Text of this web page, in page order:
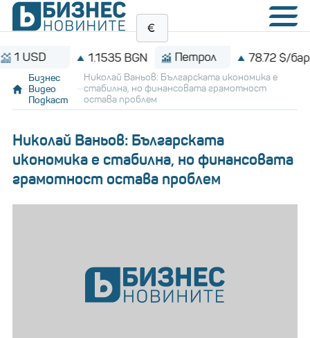
1.1535 BGN Петрол 78.72 $/барел
Бизнес
Видео
Подкаст
Николай Ваньов: Българската икономика е
стабилна, но финансовата грамотност
остава проблем
Николай Ваньов: Българската
икономика е стабилна, но финансовата
грамотност остава проблем